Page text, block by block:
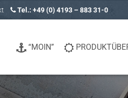
Tel.: +49 (0) 4193 – 883 31-0
“MOIN”